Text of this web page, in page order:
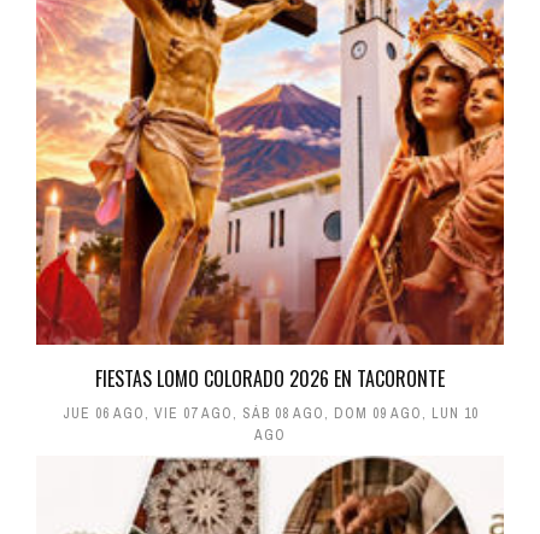
FIESTAS LOMO COLORADO 2026 EN TACORONTE
JUE 06 AGO, VIE 07 AGO, SÁB 08 AGO, DOM 09 AGO, LUN 10
AGO